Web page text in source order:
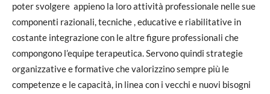
poter svolgere appieno la loro attività professionale nelle sue
componenti razionali, tecniche , educative e riabilitative in
costante integrazione con le altre figure professionali che
compongono l’equipe terapeutica. Servono quindi strategie
organizzative e formative che valorizzino sempre più le
competenze e le capacità, in linea con i vecchi e nuovi bisogni